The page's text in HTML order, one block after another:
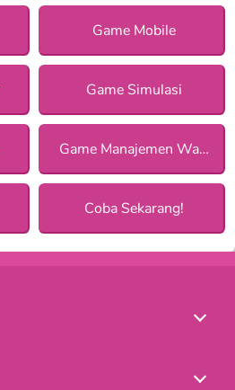
Game Mobile
Game Simulasi
Game Manajemen Waktu
Coba Sekarang!